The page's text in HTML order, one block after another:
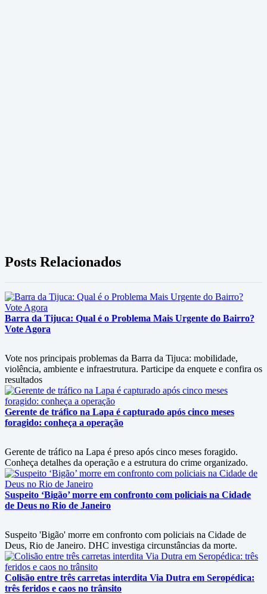
Posts Relacionados
Barra da Tijuca: Qual é o Problema Mais Urgente do Bairro?
Vote Agora
Vote nos principais problemas da Barra da Tijuca: mobilidade,
violência, ambiente e infraestrutura. Participe da enquete e confira os
resultados
Gerente de tráfico na Lapa é capturado após cinco meses
foragido: conheça a operação
Gerente de tráfico na Lapa é preso após cinco meses foragido.
Conheça detalhes da operação e a estrutura do crime organizado.
Suspeito ‘Bigão’ morre em confronto com policiais na Cidade
de Deus no Rio de Janeiro
Suspeito 'Bigão' morre em confronto com policiais na Cidade de
Deus, Rio de Janeiro. DHC investiga circunstâncias da morte.
Colisão entre três carretas interdita Via Dutra em Seropédica:
três feridos e caos no trânsito